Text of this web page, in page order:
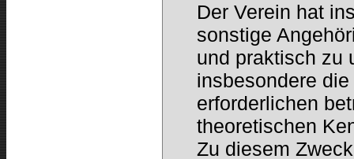
Der Verein hat
sonstige
und praktisch zu
insbesondere
erforderlichen
theoretischen
Zu diesem